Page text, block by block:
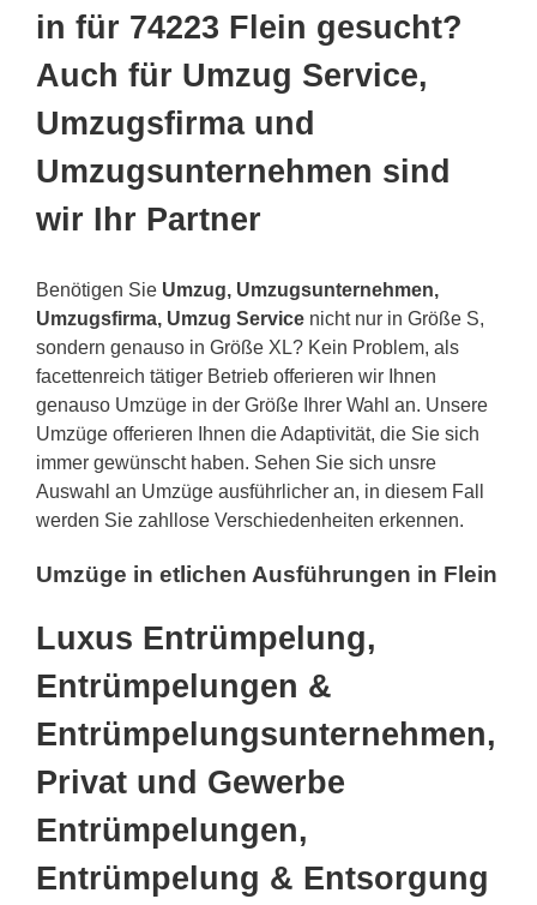
in für 74223 Flein gesucht?
Auch für Umzug Service,
Umzugsfirma und
Umzugsunternehmen sind
wir Ihr Partner
Benötigen Sie Umzug, Umzugsunternehmen,
Umzugsfirma, Umzug Service nicht nur in Größe S,
sondern genauso in Größe XL? Kein Problem, als
facettenreich tätiger Betrieb offerieren wir Ihnen
genauso Umzüge in der Größe Ihrer Wahl an. Unsere
Umzüge offerieren Ihnen die Adaptivität, die Sie sich
immer gewünscht haben. Sehen Sie sich unsre
Auswahl an Umzüge ausführlicher an, in diesem Fall
werden Sie zahllose Verschiedenheiten erkennen.
Umzüge in etlichen Ausführungen in Flein
Luxus Entrümpelung,
Entrümpelungen &
Entrümpelungsunternehmen,
Privat und Gewerbe
Entrümpelungen,
Entrümpelung & Entsorgung